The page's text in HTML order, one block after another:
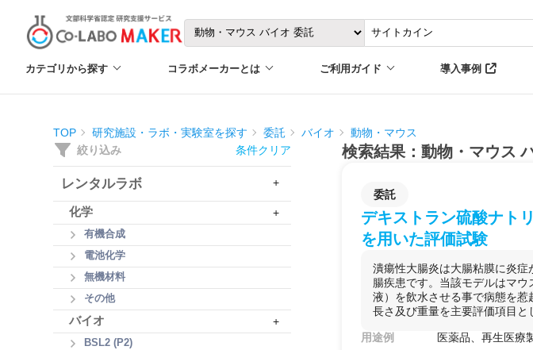
カテゴリから探す コラボメーカーとは ご利用ガイド 導入事例
TOP 研究施設・ラボ・実験室を探す 委託 バイオ 動物・マウス
絞り込み 条件クリア
レンタルラボ +
化学 +
有機合成
電池化学
無機材料
その他
バイオ +
BSL2 (P2)
検索結果：動物・マウス
委託
デキストラン硫酸ナト
を用いた評価試験
潰瘍性大腸炎は大腸粘膜に炎
腸疾患です。当該モデルはマ
液）を飲水させる事で病態を
長さ及び重量を主要評価項目と
用途例 医薬品、再生医療